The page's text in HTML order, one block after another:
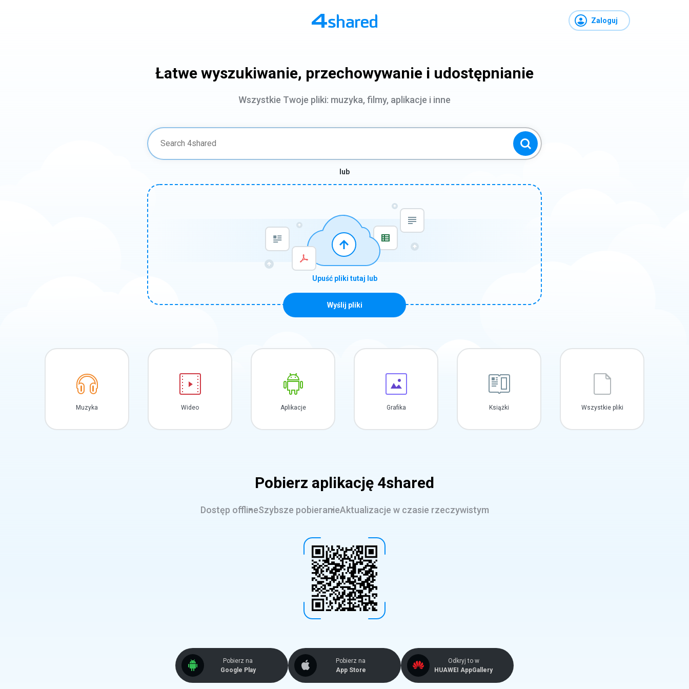
Zaloguj
Łatwe wyszukiwanie, przechowywanie i udostępnianie
Wszystkie Twoje pliki: muzyka, filmy, aplikacje i inne
lub
Upuść pliki tutaj lub
Wyślij pliki
Muzyka Wideo Aplikacje Grafika Książki Wszystkie pliki
Pobierz aplikację 4shared
Dostęp offlineSzybsze pobieranieAktualizacje w czasie rzeczywistym
Pobierz na
Google Play
Pobierz na
App Store
Odkryj to w
HUAWEI AppGallery